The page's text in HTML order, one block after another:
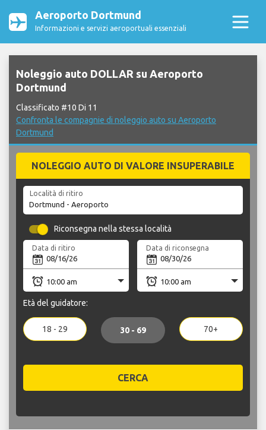
Aeroporto Dortmund
Informazioni e servizi aeroportuali essenziali
Noleggio auto DOLLAR su Aeroporto
Dortmund
Classificato #10 Di 11
Confronta le compagnie di noleggio auto su Aeroporto
Dortmund
NOLEGGIO AUTO DI VALORE INSUPERABILE
Località di ritiro
Riconsegna nella stessa località
Data di ritiro Data di riconsegna
Età del guidatore:
18 - 29 30 - 69 70+
CERCA